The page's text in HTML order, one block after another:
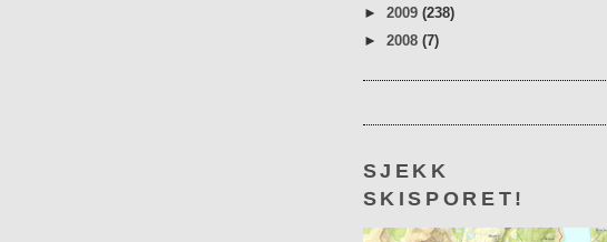
► 2009 (238)
► 2008 (7)
SJEKK
SKISPORET!